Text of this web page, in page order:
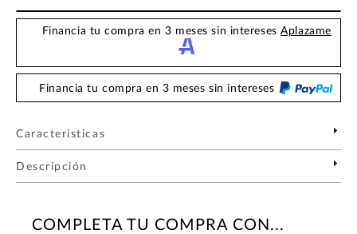
Financia tu compra en 3 meses sin interesesAplazame
Financia tu compra en 3 meses sin intereses
Características
Descripción
COMPLETA TU COMPRA CON...